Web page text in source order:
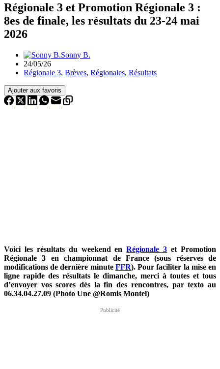
Régionale 3 et Promotion Régionale 3 :
8es de finale, les résultats du 23-24 mai
2026
Sonny B.
24/05/26
Régionale 3, Brèves, Régionales, Résultats
Ajouter aux favoris
Voici les résultats du weekend enRégionale 3 et Promotion
Régionale 3 en championnat de France (sous réserves de
modifications de dernière minute FFR).Pour faciliter la mise en
ligne rapide des résultats le dimanche, merci à toutes et tous
d’envoyer vos scores dès la fin des rencontres, par texto au
06.34.04.27.09 (Photo Une @Romis Montel)